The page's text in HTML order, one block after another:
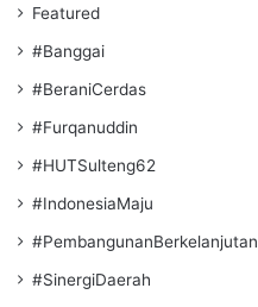
Featured
#Banggai
#BeraniCerdas
#Furqanuddin
#HUTSulteng62
#IndonesiaMaju
#PembangunanBerkelanjutan
#SinergiDaerah